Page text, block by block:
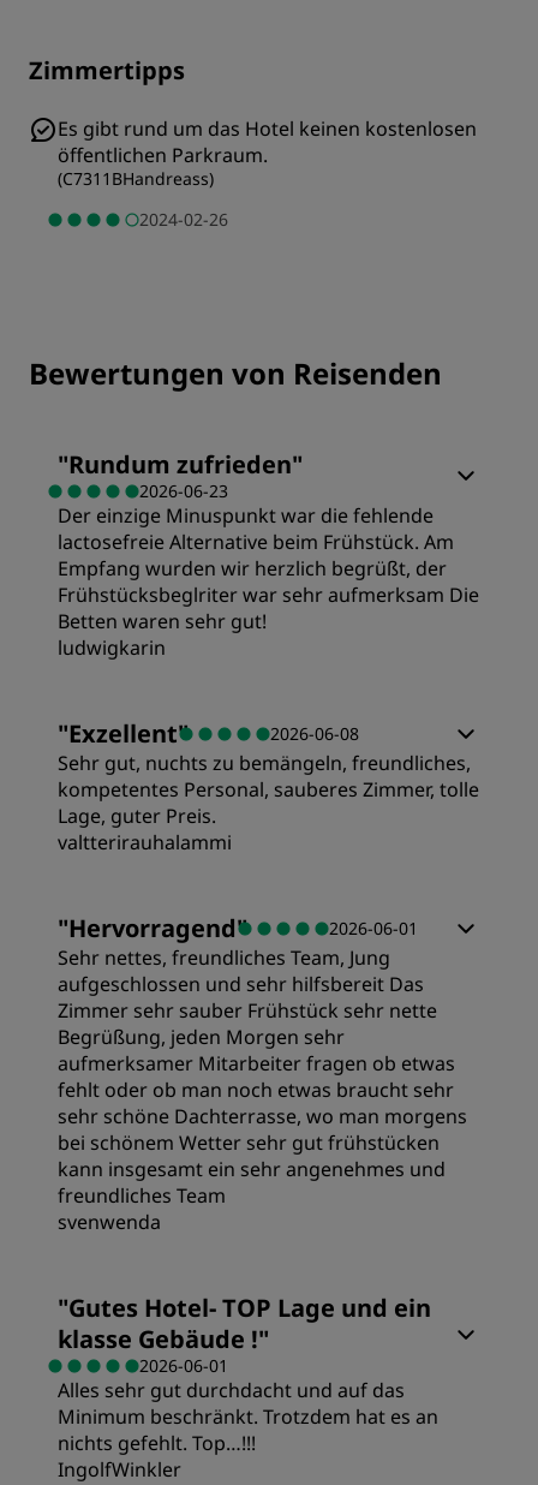
Zimmertipps
Es gibt rund um das Hotel keinen kostenlosen
öffentlichen Parkraum.
(C7311BHandreass)
2024-02-26
Bewertungen von Reisenden
"Rundum zufrieden"
2026-06-23
Der einzige Minuspunkt war die fehlende
lactosefreie Alternative beim Frühstück. Am
Empfang wurden wir herzlich begrüßt, der
Frühstücksbeglriter war sehr aufmerksam Die
Betten waren sehr gut!
ludwigkarin
Preis/Leistung
Lage
Sauberkeit
Service
"Exzellent" 2026-06-08
Sehr gut, nuchts zu bemängeln, freundliches,
kompetentes Personal, sauberes Zimmer, tolle
Lage, guter Preis.
valtterirauhalammi
Preis/Leistung
Schlafqualität
Lage
Sauberkeit
"Hervorragend" 2026-06-01
Sehr nettes, freundliches Team, Jung
aufgeschlossen und sehr hilfsbereit Das
Zimmer sehr sauber Frühstück sehr nette
Begrüßung, jeden Morgen sehr
aufmerksamer Mitarbeiter fragen ob etwas
fehlt oder ob man noch etwas braucht sehr
sehr schöne Dachterrasse, wo man morgens
bei schönem Wetter sehr gut frühstücken
kann insgesamt ein sehr angenehmes und
freundliches Team
svenwenda
Preis/Leistung
Schlafqualität
"Gutes Hotel- TOP Lage und ein
klasse Gebäude !"
2026-06-01
Alles sehr gut durchdacht und auf das
Minimum beschränkt. Trotzdem hat es an
nichts gefehlt. Top…!!!
IngolfWinkler